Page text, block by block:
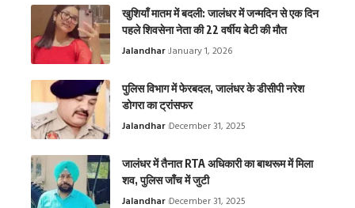
खुशियाँ मातम में बदली: जालंधर में जन्मदिन से एक दिन
पहले शिवसेना नेता की 22 वर्षीय बेटी की मौत
Jalandhar January 1, 2026
पुलिस विभाग में फेरबदल, जालंधर के डीसीपी नरेश
डोगरा का ट्रांसफर
Jalandhar December 31, 2025
जालंधर में तैनात RTA अधिकारी का बाथरूम में मिला
शव, पुलिस जाँच में जुटी
Jalandhar December 31, 2025